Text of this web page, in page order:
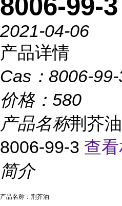
8006-99-3
2021-04-06
产品详情
Cas： 8006-
价格： 580
产品名称荆芥
8006-99-3 查
简介
产品名称：荆芥油